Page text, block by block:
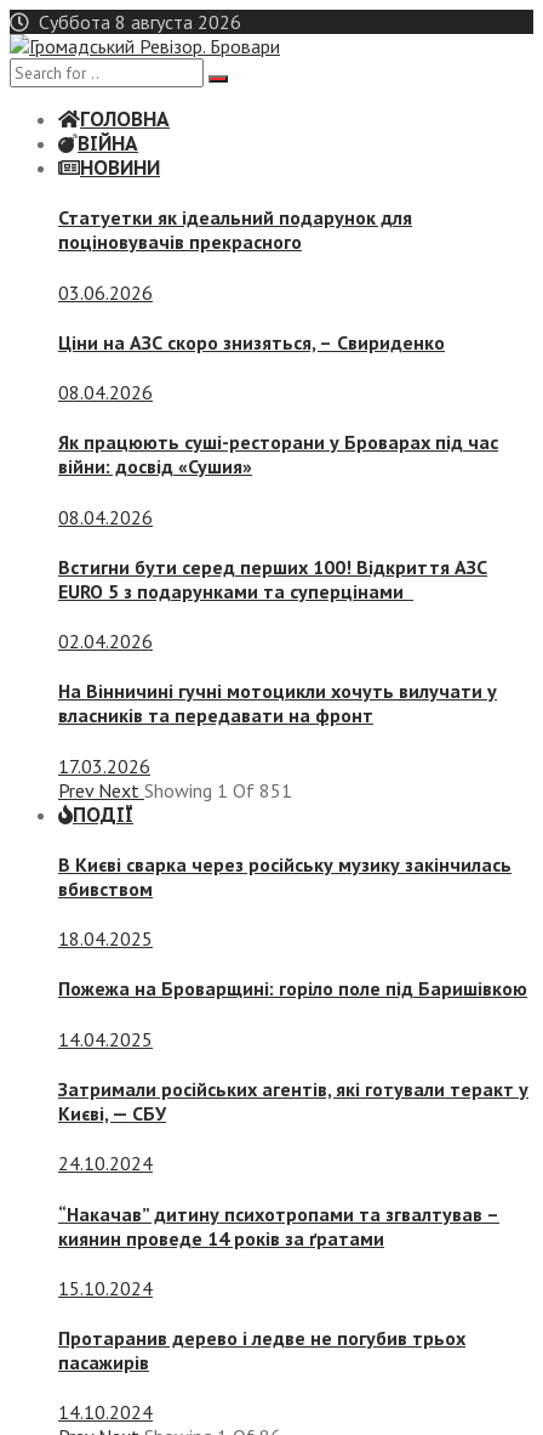
Skip
to
content
Суббота 8 августа 2026
ГОЛОВНА
ВІЙНА
НОВИНИ
Статуетки як ідеальний подарунок для
поціновувачів прекрасного
03.06.2026
Ціни на АЗС скоро знизяться, – Свириденко
08.04.2026
Як працюють суші-ресторани у Броварах під час
війни: досвід «Сушия»
08.04.2026
Встигни бути серед перших 100! Відкриття АЗС
EURO 5 з подарунками та суперцінами
02.04.2026
На Вінничині гучні мотоцикли хочуть вилучати у
власників та передавати на фронт
17.03.2026
Prev Next Showing 1 Of 851
ПОДІЇ
В Києві сварка через російську музику закінчилась
вбивством
18.04.2025
Пожежа на Броварщині: горіло поле під Баришівкою
14.04.2025
Затримали російських агентів, які готували теракт у
Києві, — СБУ
24.10.2024
“Накачав” дитину психотропами та згвалтував –
киянин проведе 14 років за ґратами
15.10.2024
Протаранив дерево і ледве не погубив трьох
пасажирів
14.10.2024